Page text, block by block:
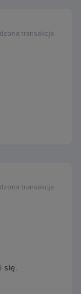
transakcja
transakcja
się.